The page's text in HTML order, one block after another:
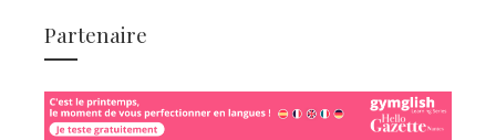
Partenaire